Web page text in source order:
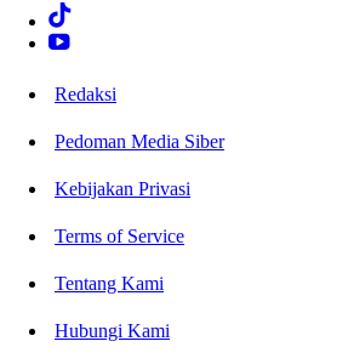
Redaksi
Pedoman Media Siber
Kebijakan Privasi
Terms of Service
Tentang Kami
Hubungi Kami